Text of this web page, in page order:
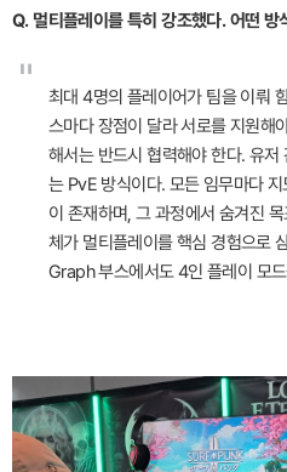
Q. 멀티플레이를 특히 강조했다. 어떤 방
"
최대 4명의 플레이어가 팀을 이뤄
스마다 장점이 달라 서로를 지원해
해서는 반드시 협력해야 한다. 유
는 PvE 방식이다. 모든 임무마다
이 존재하며, 그 과정에서 숨겨진
체가 멀티플레이를 핵심 경험으로
Graph 부스에서도 4인 플레이 모